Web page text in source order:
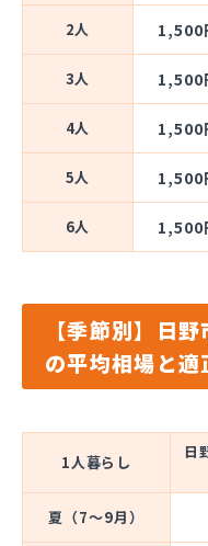
2人 1,500
3人 1,500
4人 1,500
5人 1,500
6人 1,500
【季節別】日
の平均相場と適
1人暮らし
日
夏（7～9月）